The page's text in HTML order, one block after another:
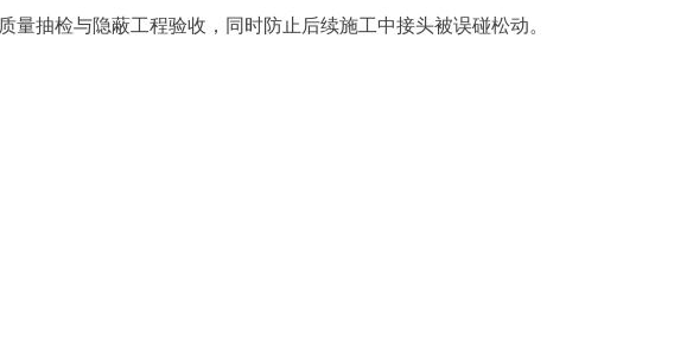
抽检与隐蔽工程验收，同时防止后续施工中接头被误碰松动。